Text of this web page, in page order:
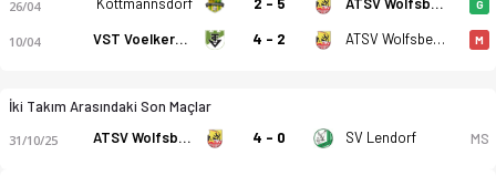
26/04 G
10/04 VST Voelkermarkt 4 - 2 ATSV Wolfsberg M
İki Takım Arasındaki Son Maçlar
31/10/25 ATSV Wolfsberg 4 - 0 SV Lendorf MS